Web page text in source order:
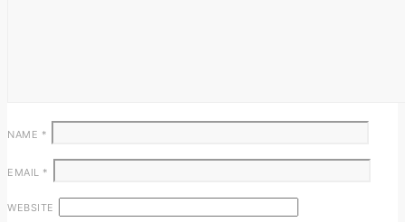
NAME *
EMAIL *
WEBSITE